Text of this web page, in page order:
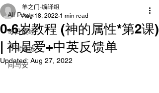
All Posts
每日读经
节律操练
问与安
0-6岁教程 (神的属性*第2课)
| 神是爱+中英反馈单
羊之门-编译组
Aug 18, 2022 1 min read
Updated: Aug 27, 2022